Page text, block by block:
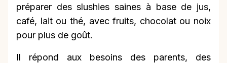
préparer des slushies saines à base de jus,
café, lait ou thé, avec fruits, chocolat ou noix
pour plus de goût.
Il répond aux besoins des parents, des